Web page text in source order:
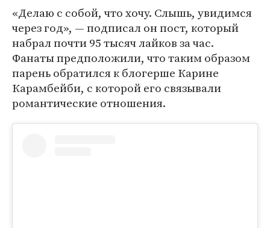
«Делаю с собой, что хочу. Слышь, увидимся
через год», — подписал он пост, который
набрал почти 95 тысяч лайков за час.
Фанаты предположили, что таким образом
парень обратился к блогерше Карине
Карамбейби, с которой его связывали
романтические отношения.